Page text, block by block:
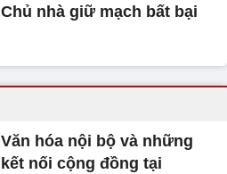
Chủ nhà giữ mạch bất bại
Văn hóa nội bộ và những
kết nối cộng đồng tại